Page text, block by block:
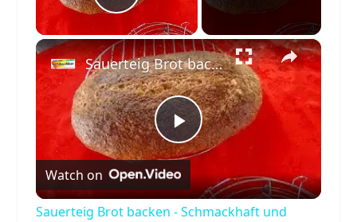
Play Video
×
Play
Video
Sauerteig Brot backen - Schmackhaft und köstlich
Watch on
Sauerteig Brot backen - Schmackhaft und